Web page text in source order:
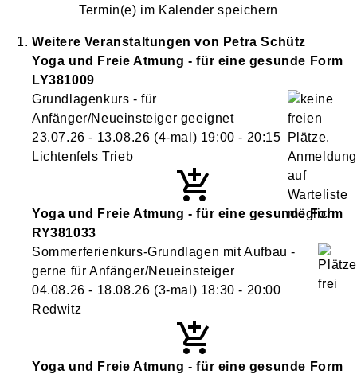
Termin(e) im Kalender speichern
Weitere Veranstaltungen von PetraSchütz
Yoga und Freie Atmung - für eine gesunde Form
LY381009
Grundlagenkurs - für
Anfänger/Neueinsteiger geeignet
23.07.26 - 13.08.26 (4-mal) 19:00 - 20:15
Lichtenfels Trieb
Yoga und Freie Atmung - für eine gesunde Form
RY381033
Sommerferienkurs-Grundlagen mit Aufbau -
gerne für Anfänger/Neueinsteiger
04.08.26 - 18.08.26 (3-mal) 18:30 - 20:00
Redwitz
Yoga und Freie Atmung - für eine gesunde Form